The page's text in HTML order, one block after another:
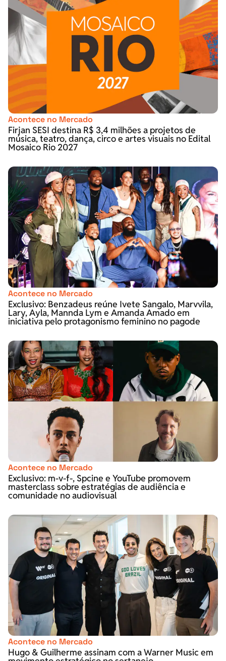
Acontece no Mercado
Firjan SESI destina R$ 3,4 milhões a projetos de
música, teatro, dança, circo e artes visuais no Edital
Mosaico Rio 2027
Acontece no Mercado
Exclusivo: Benzadeus reúne Ivete Sangalo, Marvvila,
Lary, Ayla, Mannda Lym e Amanda Amado em
iniciativa pelo protagonismo feminino no pagode
Acontece no Mercado
Exclusivo: m-v-f-, Spcine e YouTube promovem
masterclass sobre estratégias de audiência e
comunidade no audiovisual
Acontece no Mercado
Hugo & Guilherme assinam com a Warner Music em